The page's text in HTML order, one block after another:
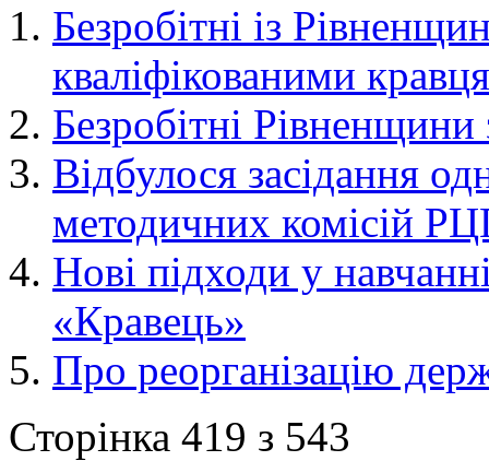
Безробітні із
кваліфікованими
Безробітні
Відбулося засідання
методичних комісій
Нові підходи у
«Кравець»
Про реорганізацію
Сторінка 419 з 543